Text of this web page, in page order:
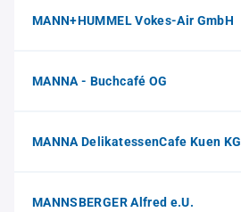
MANN+HUMMEL Vokes-Air GmbH
MANNA - Buchcafé OG
MANNA DelikatessenCafe Kuen KG
MANNSBERGER Alfred e.U.